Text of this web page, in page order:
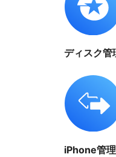
ディスク管
iPhone管理